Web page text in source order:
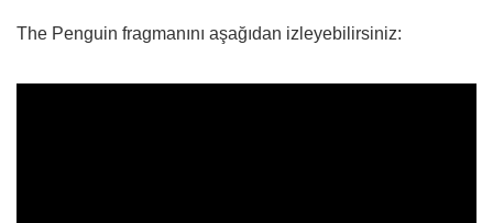
The Penguin fragmanını aşağıdan izleyebilirsiniz: